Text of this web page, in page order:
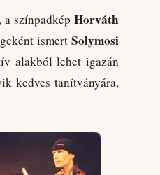
a színpadképHorváth
ismert Solymosi
alakból lehet igazán
kedves tanítványára,